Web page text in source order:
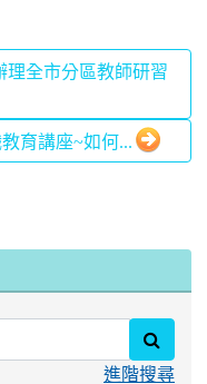
理全市分區教師研習
育講座~如何...
進階搜尋